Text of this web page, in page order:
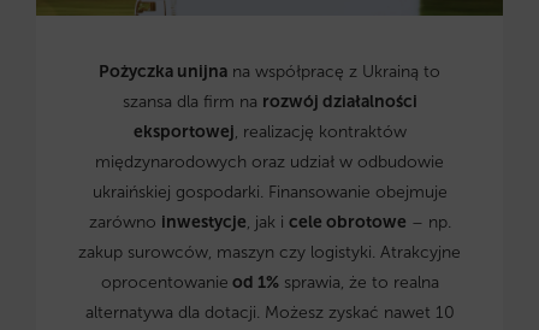
Pożyczka unijna na współpracę z Ukrainą to
szansa dla firm na rozwój działalności
eksportowej, realizację kontraktów
międzynarodowych oraz udział w odbudowie
ukraińskiej gospodarki. Finansowanie obejmuje
zarówno inwestycje, jak i cele obrotowe – np.
zakup surowców, maszyn czy logistyki. Atrakcyjne
oprocentowanie od 1%sprawia, że to realna
alternatywa dla dotacji. Możesz zyskać nawet 10